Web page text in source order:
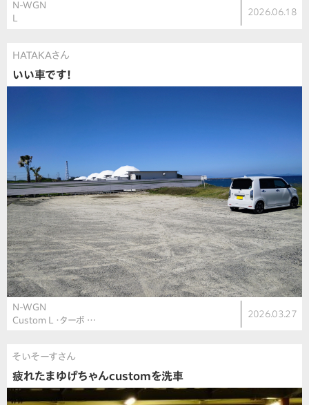
N-WGN
2026.06.18
HATAKAさん
いい車です！
N-WGN
Custom L ・ターボ …
2026.03.27
そいそーすさん
疲れたまゆげちゃんcustomを洗車